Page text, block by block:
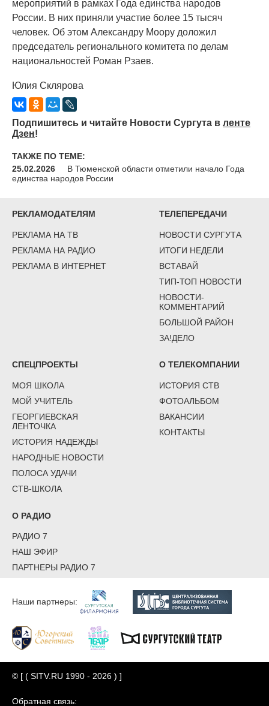
мероприятий в рамках Года единства народов
России. В них приняли участие более 15 тысяч
человек. Об этом Александру Моору доложил
председатель регионального комитета по делам
национальностей Роман Рзаев.
Юлия Склярова
Подпишитесь и читайте Новости Сургута в ленте
Дзен!
ТАКЖЕ ПО ТЕМЕ:
25.02.2026
В Тюменской области отметили начало Года
единства народов России
РЕКЛАМОДАТЕЛЯМ
РЕКЛАМА НА ТВ
РЕКЛАМА НА РАДИО
РЕКЛАМА В ИНТЕРНЕТ
ТЕЛЕПЕРЕДАЧИ
НОВОСТИ СУРГУТА
ИТОГИ НЕДЕЛИ
ВСТАВАЙ
ТИП-ТОП НОВОСТИ
НОВОСТИ-
КОММЕНТАРИЙ
БОЛЬШОЙ РАЙОН
ЗА!ДЕЛО
СПЕЦПРОЕКТЫ
МОЯ ШКОЛА
МОЙ УЧИТЕЛЬ
ГЕОРГИЕВСКАЯ
ЛЕНТОЧКА
ИСТОРИЯ НАДЕЖДЫ
НАРОДНЫЕ НОВОСТИ
ПОЛОСА УДАЧИ
СТВ-ШКОЛА
О ТЕЛЕКОМПАНИИ
ИСТОРИЯ СТВ
ФОТОАЛЬБОМ
ВАКАНСИИ
КОНТАКТЫ
О РАДИО
РАДИО 7
НАШ ЭФИР
ПАРТНЕРЫ РАДИО 7
Наши партнеры:
© [ ( SITV.RU 1990 - 2026 ) ]
Обратная связь: